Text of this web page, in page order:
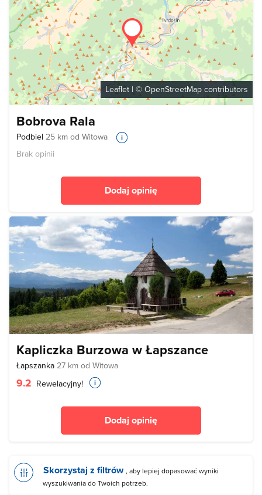
Leaflet | © OpenStreetMap contributors
Bobrova Rala
Podbiel 25 km od Witowa
Brak opinii
Dodaj opinię
Kapliczka Burzowa w Łapszance
Łapszanka 27 km od Witowa
9.2 Rewelacyjny!
Dodaj opinię
Skorzystaj z filtrów , aby lepiej dopasować wyniki
wyszukiwania do Twoich potrzeb.